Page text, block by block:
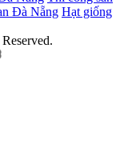
Đà Nẵng Hạt giống